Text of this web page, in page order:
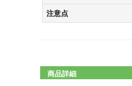
注意点
商品詳細